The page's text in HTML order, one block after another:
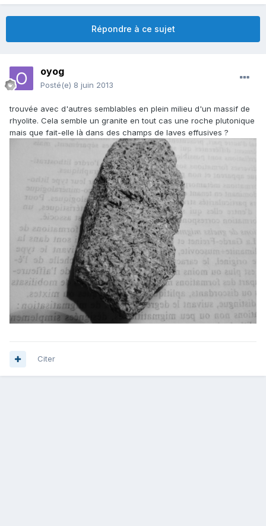
Répondre à ce sujet
oyog
Posté(e) 8 juin 2013
trouvée avec d'autres semblables en plein milieu d'un massif de
rhyolite. Cela semble un granite en tout cas une roche plutonique
mais que fait-elle là dans des champs de laves effusives ?
Citer